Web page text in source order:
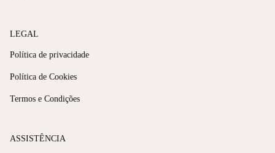
LEGAL
Política de privacidade
Política de Cookies
Termos e Condições
ASSISTÊNCIA